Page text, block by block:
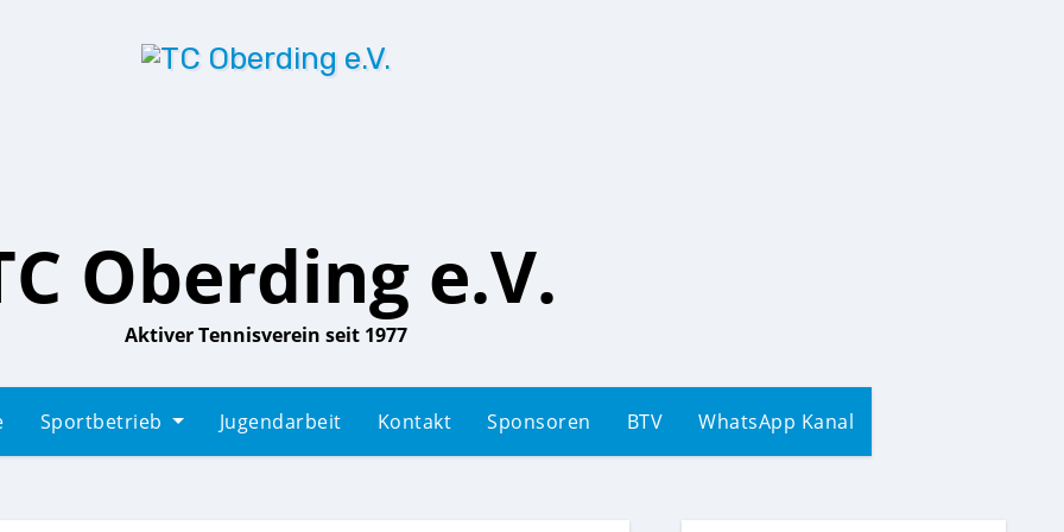
Oberding e.V.
Aktiver Tennisverein seit 1977
Sportbetrieb Jugendarbeit Kontakt Sponsoren BTV WhatsApp Kanal